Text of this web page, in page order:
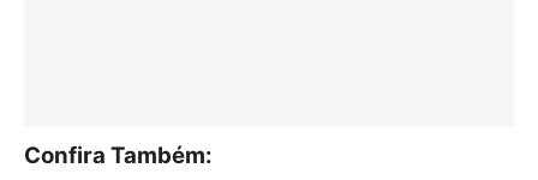
Confira Também: